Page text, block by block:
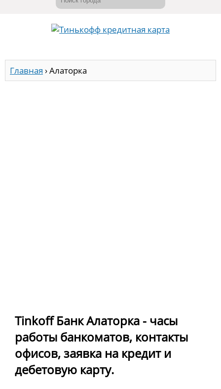
Главная ›Алаторка
Tinkoff Банк Алаторка - часы
работы банкоматов, контакты
офисов, заявка на кредит и
дебетовую карту.